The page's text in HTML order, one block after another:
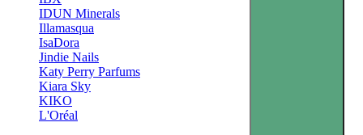
IDUN Minerals
Illamasqua
IsaDora
Jindie Nails
Katy Perry Parfums
Kiara Sky
KIKO
L'Oréal